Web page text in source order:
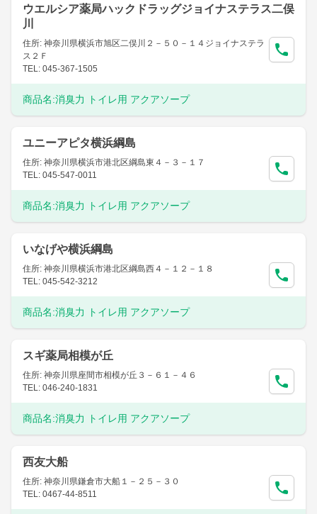
ウエルシア薬局ハックドラッグジョイナステラス二俣
川
住所: 神奈川県横浜市旭区二俣川２－５０－１４ジョイナステラ
ス２Ｆ
TEL: 045-367-1505
商品名:消臭力 トイレ用 アクアソープ
ユニーアピタ横浜綱島
住所: 神奈川県横浜市港北区綱島東４－３－１７
TEL: 045-547-0011
商品名:消臭力 トイレ用 アクアソープ
いなげや横浜綱島
住所: 神奈川県横浜市港北区綱島西４－１２－１８
TEL: 045-542-3212
商品名:消臭力 トイレ用 アクアソープ
スギ薬局相模が丘
住所: 神奈川県座間市相模が丘３－６１－４６
TEL: 046-240-1831
商品名:消臭力 トイレ用 アクアソープ
西友大船
住所: 神奈川県鎌倉市大船１－２５－３０
TEL: 0467-44-8511